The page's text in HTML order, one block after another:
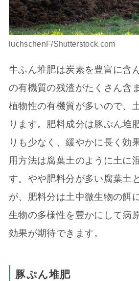
luchschenF/Shutterstock.com
牛ふん堆肥は炭素を豊富に含
の有機質の残渣がたくさん含
植物性の有機質が多いので、
ります。肥料成分は豚ぷん堆
りも少なく、緩やかに長く効
用方法は腐葉土のように土に
す。やや肥料分が多い腐葉土
が、肥料分は土中微生物の餌
生物の多様性を豊かにして病
効果が期待できます。
豚ぷん堆肥